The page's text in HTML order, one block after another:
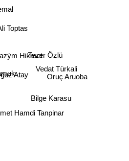
Hikmet
Toptas
Atay
Vedat Türkali
Tezer Özlü
Oruç Aruoba
Hamdi Tanpinar
Bilge Karasu